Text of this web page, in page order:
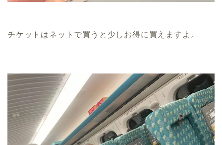
チケットはネットで買うと少しお得に買えますよ。